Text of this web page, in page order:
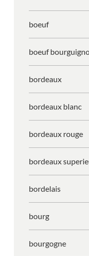
boeuf
boeuf
bordeaux
bordeaux blanc
bordeaux rouge
bordeaux
bordelais
bourg
bourgogne